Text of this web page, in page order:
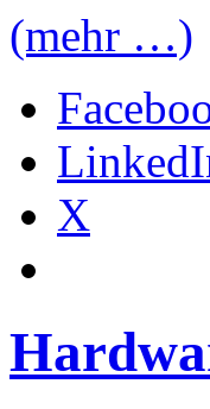
(mehr …)
X